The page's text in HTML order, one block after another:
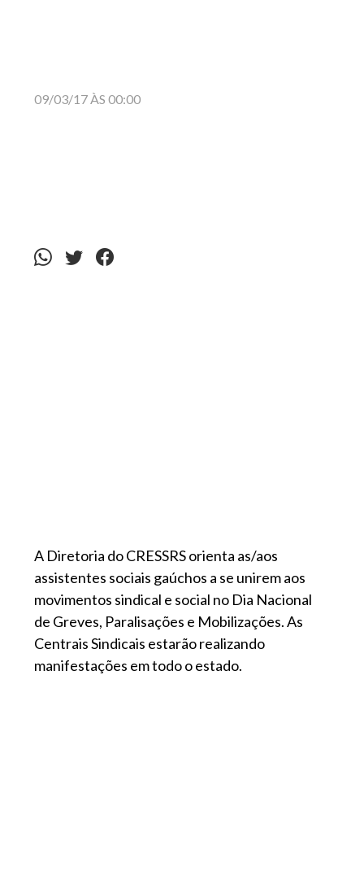
09/03/17 ÀS 00:00
A Diretoria do CRESSRS orienta as/aos
assistentes sociais gaúchos a se unirem aos
movimentos sindical e social no Dia Nacional
de Greves, Paralisações e Mobilizações. As
Centrais Sindicais estarão realizando
manifestações em todo o estado.